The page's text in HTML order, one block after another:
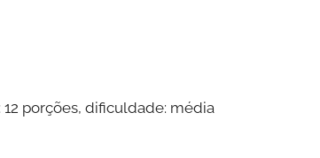
porções, dificuldade: média